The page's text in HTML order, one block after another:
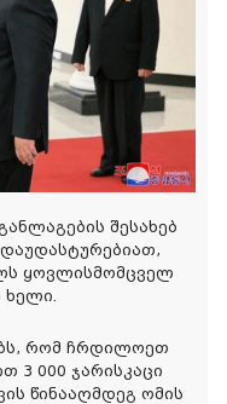
შესახებ
ყოვლისმომცველ
ხელი.
რომ ჩრდილოეთ
3 000 ჯარისკაცი
წინააღმდეგ ომის